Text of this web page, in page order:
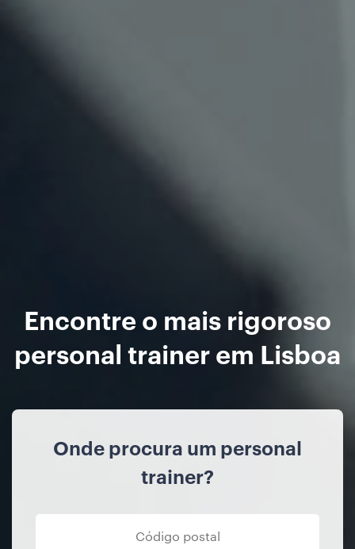
Encontre o mais rigoroso
personal trainer em Lisboa
Onde procura um personal
trainer?